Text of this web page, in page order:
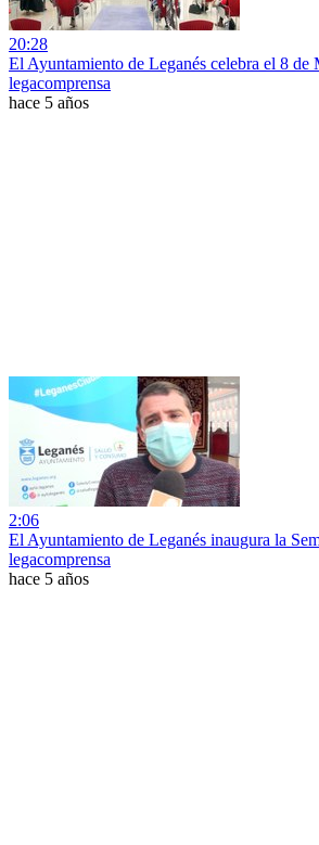
20:28
El Ayuntamiento de Leganés celebra el 8 de
legacomprensa
hace 5 años
2:06
El Ayuntamiento de Leganés inaugura la
legacomprensa
hace 5 años